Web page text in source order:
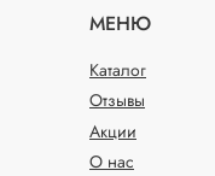
МЕНЮ
Каталог
О нас
Отзывы
Акции